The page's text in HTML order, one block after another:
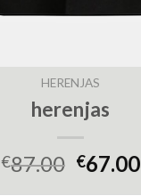
HERENJAS
herenjas
€87.00 €67.00